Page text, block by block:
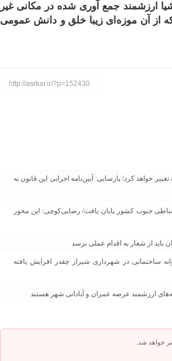
ارزشمند جمع آوری شده در مکانی غیر
از آن موزه‌ای زیبا خلق و دانش عمومی
http://asrkar.ir/?p=152430
خواهد کرد/ پارسایی: آیین‌نامه اجرایی این قانون به
دوبانده‌سازی ۱۱.۵ کیلومتر دیگر از مسیر ارتباطی جنوب کشور پایان یافت/ رضایی‌کوچی: این محور
از شعار به اقدام عملی برسد
در شهرداری شیراز چقدر افزایش یافته
ارزشمند عرصه عمران و آبادانی شهر هستند
خواهد شد.